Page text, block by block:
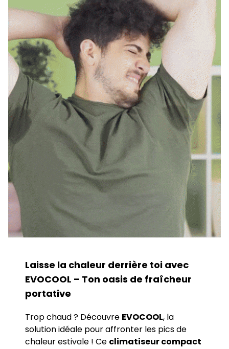
Laisse la chaleur derrière toi avec
EVOCOOL – Ton oasis de fraîcheur
portative
Trop chaud ? Découvre EVOCOOL, la
solution idéale pour affronter les pics de
chaleur estivale ! Ce climatiseur compact